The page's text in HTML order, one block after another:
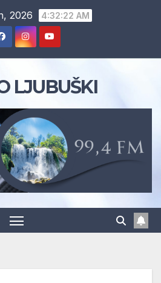
2026 4:32:23 AM
LJUBUŠKI